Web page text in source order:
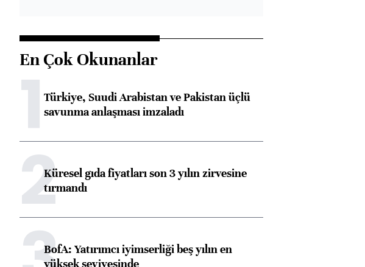
En Çok Okunanlar
1Türkiye, Suudi Arabistan ve Pakistan üçlü
savunma anlaşması imzaladı
2Küresel gıda fiyatları son 3 yılın zirvesine
tırmandı
BofA: Yatırımcı iyimserliği beş yılın en
yüksek seviyesinde